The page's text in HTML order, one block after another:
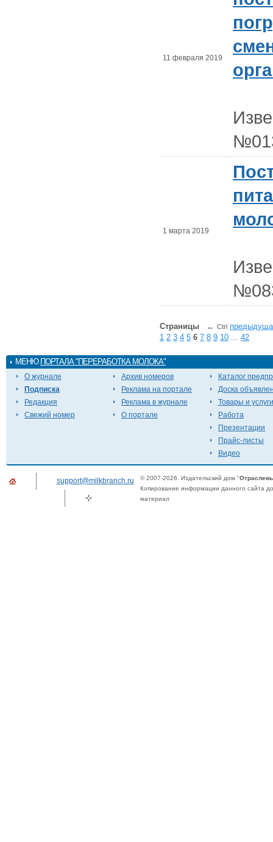
11 февраля 2019
1 марта 2019
Страницы ← Ctrl
1 2 3 4 5 6 7 8 9 10 ... 42
МЕНЮ ПОРТАЛА "ПЕРЕРАБОТКА МОЛОКА"
О журнале
Подписка
Редакция
Свежий номер
Архив номеров
Реклама на портале
Реклама в журнале
О портале
Каталог
Доска
Товары и услуги
Работа
Презентации
Прайс-листы
Видео
support@milkbranch.ru © 2007-2026. Издательский дом "
Копирование информации данного сайта
материал